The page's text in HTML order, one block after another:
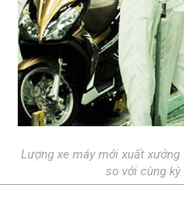
Lượng xe máy mới xuất
so với cùng